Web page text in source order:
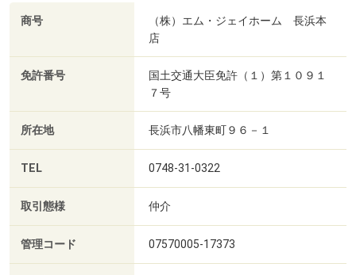
商号
（株）エム・ジェイホーム 長浜本
店
免許番号
国土交通大臣免許（１）第１０９１
７号
所在地 長浜市八幡東町９６－１
TEL 0748-31-0322
取引態様 仲介
管理コード 07570005-17373